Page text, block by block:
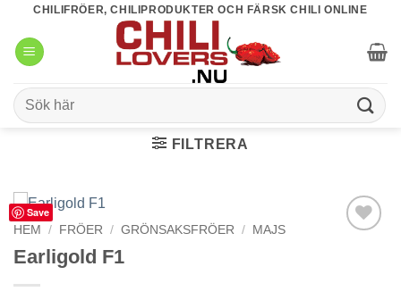
content
CHILIFRÖER, CHILIPRODUKTER OCH FÄRSK CHILI ONLINE
Sök
efter:
FILTRERA
Save
HEM / FRÖER / GRÖNSAKSFRÖER / MAJS
Earligold F1